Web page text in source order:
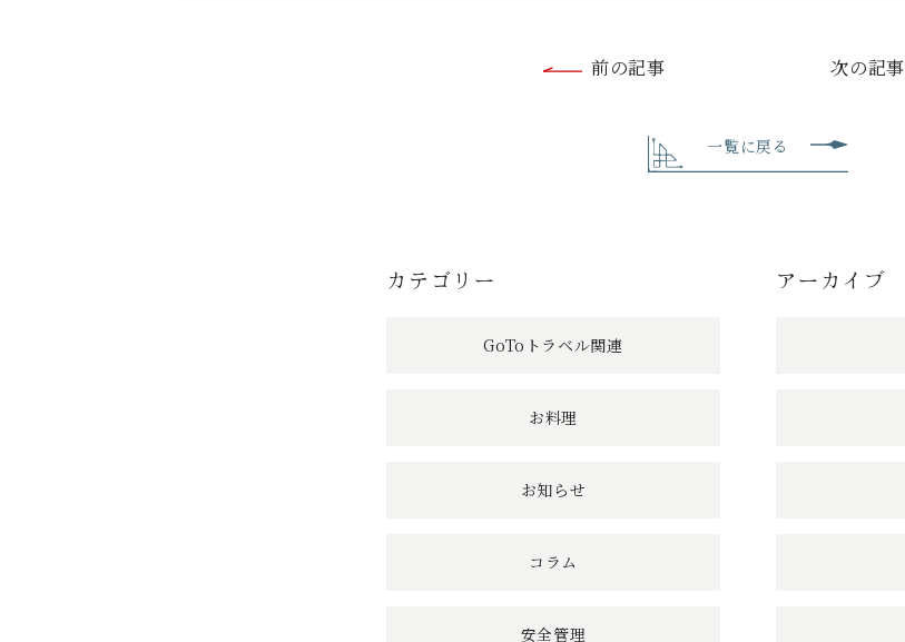
の
ン
ク
前の記事 次の記事
一覧に戻る
カテゴリー
GoToトラベル関連
お料理
お知らせ
コラム
安全管理
アーカイブ